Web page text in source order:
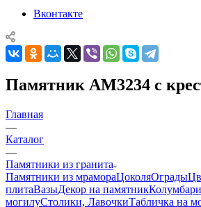
Вконтакте
Памятник AM3234 с
Главная
—
Каталог
—
Памятники из гранита
Памятники из мрамораЦоколяОграды
плитаВазыДекор на памятник
могилуСтолики, ЛавочкиТабличка на